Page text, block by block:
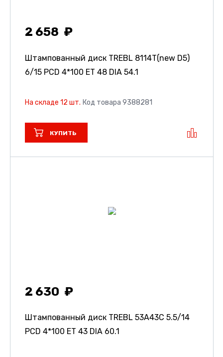
2 658
Штампованный диск TREBL 8114T(new D5)
6/15 PCD 4*100 ET 48 DIA 54.1
На складе 12 шт. Код товара 9388281
КУПИТЬ
2 630
Штампованный диск TREBL 53A43C 5.5/14
PCD 4*100 ET 43 DIA 60.1